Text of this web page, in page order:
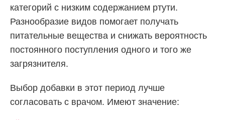
категорий с низким содержанием ртути.
Разнообразие видов помогает получать
питательные вещества и снижать вероятность
постоянного поступления одного и того же
загрязнителя.
Выбор добавки в этот период лучше
согласовать с врачом. Имеют значение: